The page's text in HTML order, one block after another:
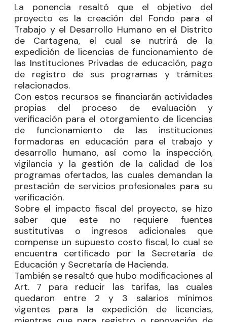
La ponencia resaltó que el objetivo del
proyecto es la creación del Fondo para el
Trabajo y el Desarrollo Humano en el Distrito
de Cartagena, el cual se nutrirá de la
expedición de licencias de funcionamiento de
las Instituciones Privadas de educación, pago
de registro de sus programas y trámites
relacionados.
Con estos recursos se financiarán actividades
propias del proceso de evaluación y
verificación para el otorgamiento de licencias
de funcionamiento de las instituciones
formadoras en educación para el trabajo y
desarrollo humano, así como la inspección,
vigilancia y la gestión de la calidad de los
programas ofertados, las cuales demandan la
prestación de servicios profesionales para su
verificación.
Sobre el impacto fiscal del proyecto, se hizo
saber que este no requiere fuentes
sustitutivas o ingresos adicionales que
compense un supuesto costo fiscal, lo cual se
encuentra certificado por la Secretaría de
Educación y Secretaría de Hacienda.
También se resaltó que hubo modificaciones al
Art. 7 para reducir las tarifas, las cuales
quedaron entre 2 y 3 salarios mínimos
vigentes para la expedición de licencias,